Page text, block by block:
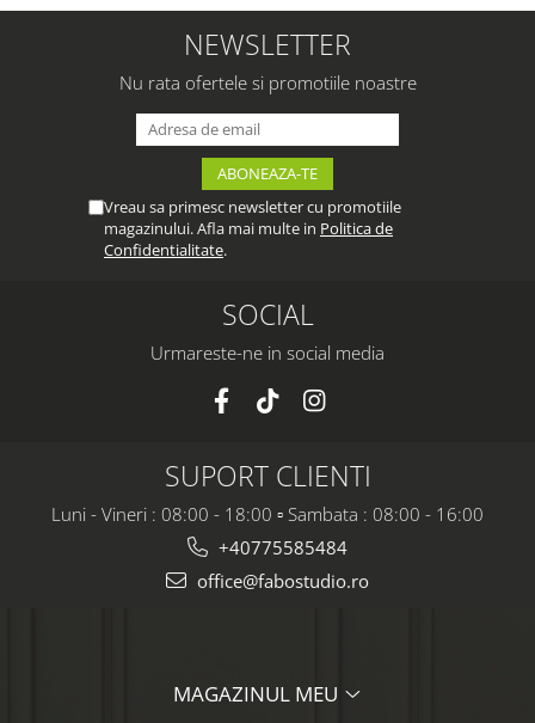
NEWSLETTER
Nu rata ofertele si promotiile noastre
Vreau sa primesc newsletter cu promotiile
magazinului. Afla mai multe in Politica de
Confidentialitate.
SOCIAL
Urmareste-ne in social media
SUPORT CLIENTI
Luni - Vineri : 08:00 - 18:00 ▫️ Sambata : 08:00 - 16:00
+40775585484
office@fabostudio.ro
MAGAZINUL MEU